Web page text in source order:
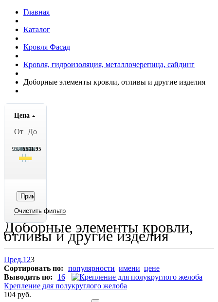
Главная
Каталог
Кровля Фасад
Кровля, гидроизоляция, металлочерепица, сайдинг
Доборные элементы кровли, отливы и другие изделия
Цена
От До
95.45
1449.45
2803.45
4157.45
5511.95
Доборные элементы кровли,
отливы и другие изделия
Пред.1 23
Сортировать по:
популярности имени цене
Выводить по:
16
Крепление для полукруглого желоба
104 руб.